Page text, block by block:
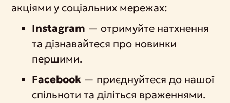
акціями у соціальних мережах:
Instagram — отримуйте натхнення
та дізнавайтеся про новинки
першими.
Facebook — приєднуйтеся до нашої
спільноти та діліться враженнями.